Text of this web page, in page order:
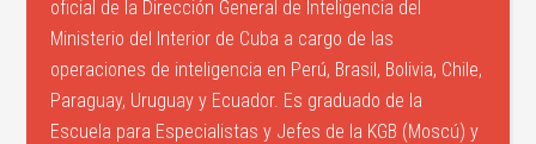
oficial de la Dirección General de Inteligencia del
Ministerio del Interior de Cuba a cargo de las
operaciones de inteligencia en Perú, Brasil, Bolivia, Chile,
Paraguay, Uruguay y Ecuador. Es graduado de la
Escuela para Especialistas y Jefes de la KGB (Moscú) y